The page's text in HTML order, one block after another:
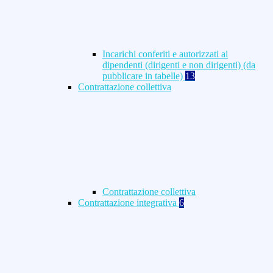
Incarichi conferiti e autorizzati ai
dipendenti (dirigenti e non dirigenti) (da
pubblicare in tabelle) 13
Contrattazione collettiva
Contrattazione collettiva
Contrattazione integrativa 6